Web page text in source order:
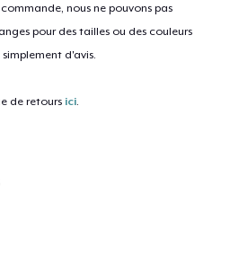
nous ne pouvons pas
pour des tailles ou des couleurs
d'avis.
de retours ici